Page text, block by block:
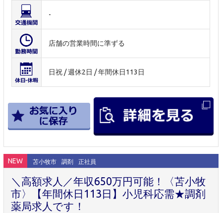
-
店舗の営業時間に準ずる
日祝 / 週休2日 / 年間休日113日
NEW 苫小牧市 調剤 正社員
＼高額求人／年収650万円可能！〈苫小牧
市〉【年間休日113日】小児科応需★調剤
薬局求人です！